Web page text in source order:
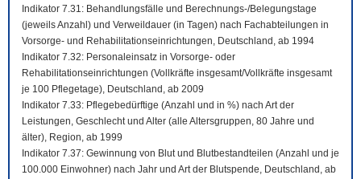
Indikator 7.31: Behandlungsfälle und Berechnungs-/Belegungstage
(jeweils Anzahl) und Verweildauer (in Tagen) nach Fachabteilungen in
Vorsorge- und Rehabilitationseinrichtungen, Deutschland, ab 1994
Indikator 7.32: Personaleinsatz in Vorsorge- oder
Rehabilitationseinrichtungen (Vollkräfte insgesamt/Vollkräfte insgesamt
je 100 Pflegetage), Deutschland, ab 2009
Indikator 7.33: Pflegebedürftige (Anzahl und in %) nach Art der
Leistungen, Geschlecht und Alter (alle Altersgruppen, 80 Jahre und
älter), Region, ab 1999
Indikator 7.37: Gewinnung von Blut und Blutbestandteilen (Anzahl und je
100.000 Einwohner) nach Jahr und Art der Blutspende, Deutschland, ab